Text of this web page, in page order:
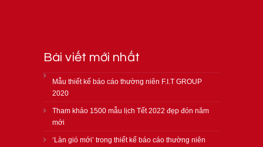
Bài viết mới nhất
Mẫu thiết kế báo cáo thường niên F.I.T GROUP
2020
Tham khảo 1500 mẫu lịch Tết 2022 đẹp đón năm
mới
‘Làn gió mới’ trong thiết kế báo cáo thường niên